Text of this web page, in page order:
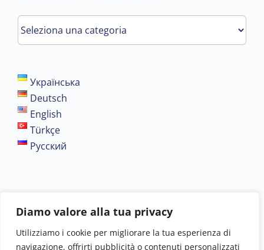
Diamo valore alla tua privacy
Utilizziamo i cookie per migliorare la tua esperienza di
navigazione, offrirti pubblicità o contenuti personalizzati
SCARICA
Українська
Deutsch
English
Türkçe
Русский